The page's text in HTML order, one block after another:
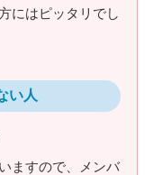
にはピッタリでし
い人
ますので、メンバ